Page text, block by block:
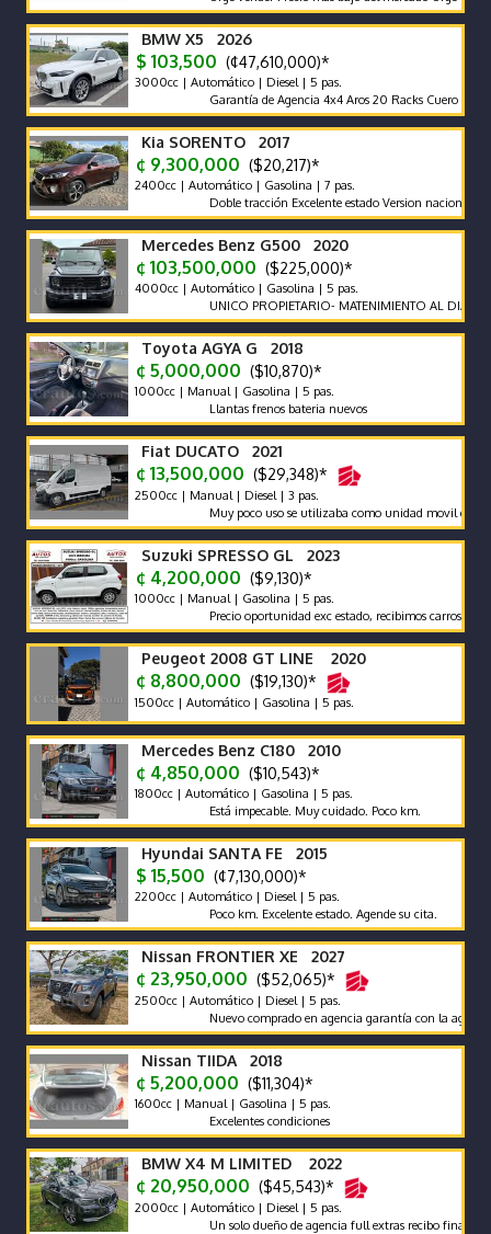
BMW X5 2026
$ 103,500 (¢47,610,000)*
3000cc | Automático | Diesel | 5 pas.
Garantía de Agencia 4x4 Aros 20 Racks Cuero
Kia SORENTO 2017
¢ 9,300,000 ($20,217)*
2400cc | Automático | Gasolina | 7 pas.
Doble tracción Excelente estado Version nacional Nada
Mercedes Benz G500 2020
¢ 103,500,000 ($225,000)*
4000cc | Automático | Gasolina | 5 pas.
UNICO PROPIETARIO- MATENIMIENTO AL DIA EN
Toyota AGYA G 2018
¢ 5,000,000 ($10,870)*
1000cc | Manual | Gasolina | 5 pas.
Llantas frenos bateria nuevos
Fiat DUCATO 2021
¢ 13,500,000 ($29,348)*
2500cc | Manual | Diesel | 3 pas.
Muy poco uso se utilizaba como unidad movil de video
Suzuki SPRESSO GL 2023
¢ 4,200,000 ($9,130)*
1000cc | Manual | Gasolina | 5 pas.
Precio oportunidad exc estado, recibimos carros, damos
Peugeot 2008 GT LINE 2020
¢ 8,800,000 ($19,130)*
1500cc | Automático | Gasolina | 5 pas.
Mercedes Benz C180 2010
¢ 4,850,000 ($10,543)*
1800cc | Automático | Gasolina | 5 pas.
Está impecable. Muy cuidado. Poco km.
Hyundai SANTA FE 2015
$ 15,500 (¢7,130,000)*
2200cc | Automático | Diesel | 5 pas.
Poco km. Excelente estado. Agende su cita.
Nissan FRONTIER XE 2027
¢ 23,950,000 ($52,065)*
2500cc | Automático | Diesel | 5 pas.
Nuevo comprado en agencia garantía con la agencia se
Nissan TIIDA 2018
¢ 5,200,000 ($11,304)*
1600cc | Manual | Gasolina | 5 pas.
Excelentes condiciones
BMW X4 M LIMITED 2022
¢ 20,950,000 ($45,543)*
2000cc | Automático | Diesel | 5 pas.
Un solo dueño de agencia full extras recibo financió